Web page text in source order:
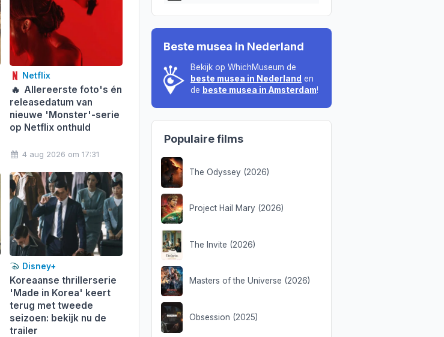
Netflix
🔥 Allereerste foto's én
releasedatum van
nieuwe 'Monster'-serie
op Netflix onthuld
4 aug 2026 om 17:31
Disney+
Koreaanse thrillerserie
'Made in Korea' keert
terug met tweede
seizoen: bekijk nu de
trailer
Beste musea in Nederland
Bekijk op WhichMuseum de
beste musea in Nederland en
de beste musea in Amsterdam!
Populaire films
The Odyssey (2026)
Project Hail Mary (2026)
The Invite (2026)
Masters of the Universe (2026)
Obsession (2025)